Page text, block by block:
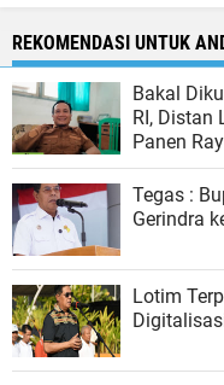
REKOMENDASI UNTUK
Bakal
RI, Distan
Panen
Tegas :
Gerindra
Lotim